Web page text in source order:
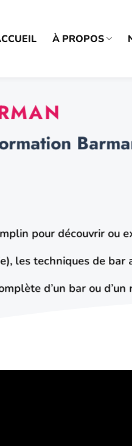
À PROPOS
pour découvrir ou
les techniques de
d’un bar ou d’un